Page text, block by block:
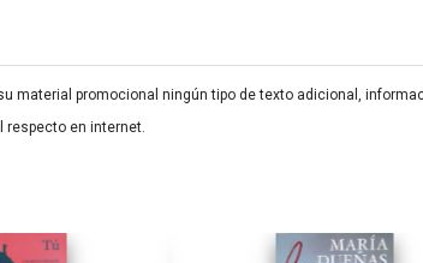
material promocional ningún tipo de texto adicional,
respecto en internet.